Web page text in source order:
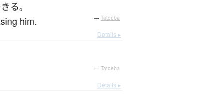
る。
him. — Tatoeba
Details ▸
— Tatoeba
Details ▸